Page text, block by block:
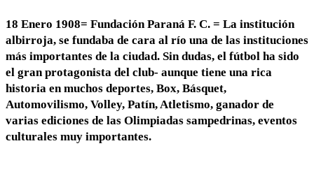
18 Enero 1908= Fundación Paraná F. C. = La institución
albirroja, se fundaba de cara al río una de las instituciones
más importantes de la ciudad. Sin dudas, el fútbol ha sido
el gran protagonista del club- aunque tiene una rica
historia en muchos deportes, Box, Básquet,
Automovilismo, Volley, Patín, Atletismo, ganador de
varias ediciones de las Olimpiadas sampedrinas, eventos
culturales muy importantes.